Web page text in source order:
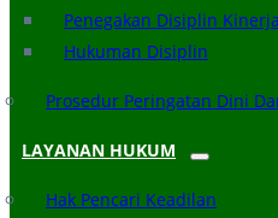
Penegakan Disiplin
Hukuman Disiplin
Prosedur Peringatan Dini
LAYANAN HUKUM
Hak Pencari Keadilan